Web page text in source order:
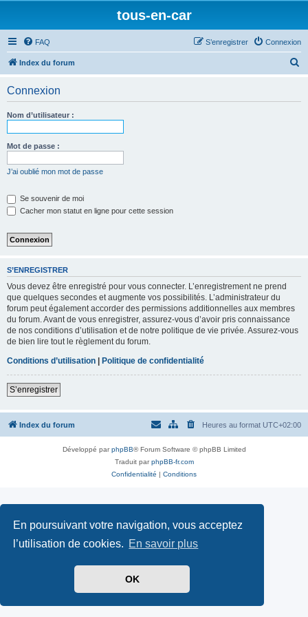
En poursuivant votre navigation, vous acceptez
l’utilisation de cookies. En savoir plus
OK
tous-en-car
FAQ Connexion
S’enregistrer
Index du forum
Connexion
Nom d’utilisateur :
Mot de passe :
J’ai oublié mon mot de passe
Se souvenir de moi
Cacher mon statut en ligne pour cette session
S’ENREGISTRER
Vous devez être enregistré pour vous connecter. L’enregistrement ne prend
que quelques secondes et augmente vos possibilités. L’administrateur du
forum peut également accorder des permissions additionnelles aux membres
du forum. Avant de vous enregistrer, assurez-vous d’avoir pris connaissance
de nos conditions d’utilisation et de notre politique de vie privée. Assurez-vous
de bien lire tout le règlement du forum.
Conditions d’utilisation | Politique de confidentialité
S’enregistrer
Index du forum Heures au format UTC+02:00
Développé parphpBB® Forum Software © phpBB Limited
Traduit parphpBB-fr.com
Confidentialité | Conditions